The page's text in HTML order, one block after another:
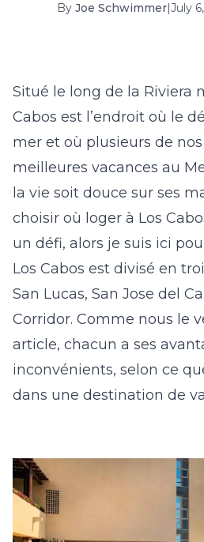
16 17 18 19
September
S M T W
6 7 8 9
13 14 15 16
27 28 29 30
By Joe Schwimmer|July
Situé le long de la Riviera
Cabos est l’endroit où le
mer et où plusieurs de
meilleures vacances au
la vie soit douce sur ses
choisir où loger à Los
un défi, alors je suis ici
Los Cabos est divisé en
San Lucas, San Jose del
Corridor. Comme nous le
article, chacun a ses
inconvénients, selon ce
dans une destination de